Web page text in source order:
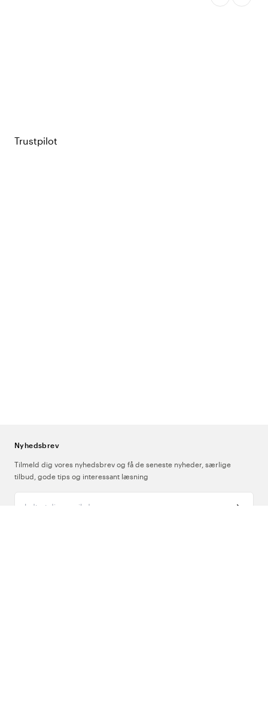
Trustpilot
Nyhedsbrev
Tilmeld dig vores nyhedsbrev og få de seneste nyheder, særlige
tilbud, gode tips og interessant læsning